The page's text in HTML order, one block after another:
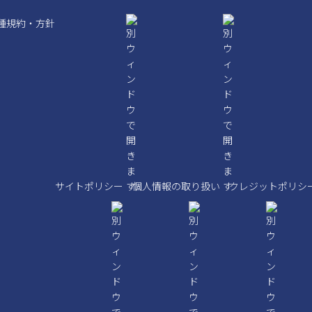
規約・方針
サイトポリシー 個人情報の取り扱い クレジットポリシ